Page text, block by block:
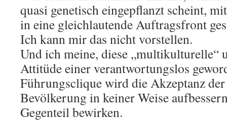
quasi genetisch eingepflanzt scheint,
in eine gleichlautende Auftragsfront
Ich kann mir das nicht vorstellen.
Und ich meine, diese „multikulturelle“
Attitüde einer verantwortungslos
Führungsclique wird die Akzeptanz
Bevölkerung in keiner Weise
Gegenteil bewirken.